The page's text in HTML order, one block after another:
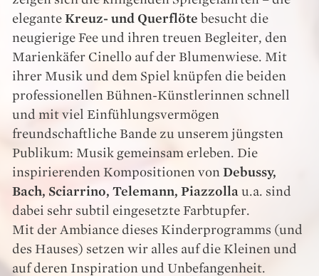
elegante Kreuz- und Querflöte besucht die
neugierige Fee und ihren treuen Begleiter, den
Marienkäfer Cinello auf der Blumenwiese. Mit
ihrer Musik und dem Spiel knüpfen die beiden
professionellen Bühnen-Künstlerinnen schnell
und mit viel Einfühlungsvermögen
freundschaftliche Bande zu unserem jüngsten
Publikum: Musik gemeinsam erleben. Die
inspirierenden Kompositionen von Debussy,
Bach, Sciarrino, Telemann, Piazzolla u.a. sind
dabei sehr subtil eingesetzte Farbtupfer.
Mit der Ambiance dieses Kinderprogramms (und
des Hauses) setzen wir alles auf die Kleinen und
auf deren Inspiration und Unbefangenheit.